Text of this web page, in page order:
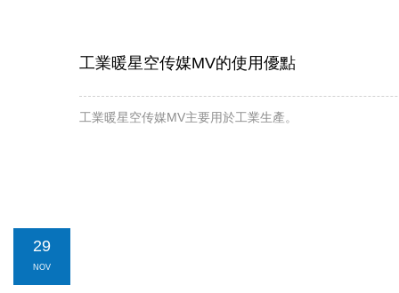
工業暖星空传媒MV的使用優點
工業暖星空传媒MV主要用於工業生產。
29
NOV